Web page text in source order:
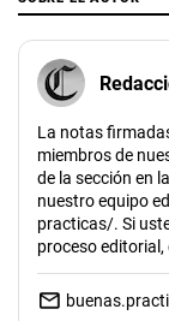
La notas
miembros de
de la sección en
nuestro equipo
practicas/. Si
proceso